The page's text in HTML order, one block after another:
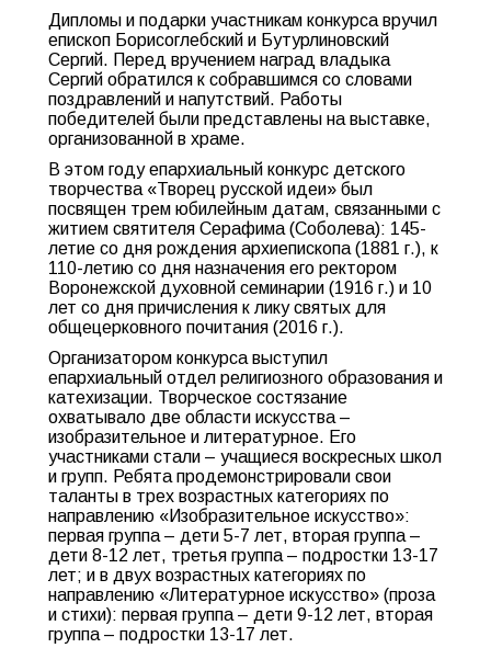
Дипломы и подарки участникам конкурса вручил
епископ Борисоглебский и Бутурлиновский
Сергий. Перед вручением наград владыка
Сергий обратился к собравшимся со словами
поздравлений и напутствий. Работы
победителей были представлены на выставке,
организованной в храме.
В этом году епархиальный конкурс детского
творчества «Творец русской идеи» был
посвящен трем юбилейным датам, связанными с
житием святителя Серафима (Соболева): 145-
летие со дня рождения архиепископа (1881 г.), к
110-летию со дня назначения его ректором
Воронежской духовной семинарии (1916 г.) и 10
лет со дня причисления к лику святых для
общецерковного почитания (2016 г.).
Организатором конкурса выступил
епархиальный отдел религиозного образования и
катехизации. Творческое состязание
охватывало две области искусства –
изобразительное и литературное. Его
участниками стали – учащиеся воскресных школ
и групп. Ребята продемонстрировали свои
таланты в трех возрастных категориях по
направлению «Изобразительное искусство»:
первая группа – дети 5-7 лет, вторая группа –
дети 8-12 лет, третья группа – подростки 13-17
лет; и в двух возрастных категориях по
направлению «Литературное искусство» (проза
и стихи): первая группа – дети 9-12 лет, вторая
группа – подростки 13-17 лет.